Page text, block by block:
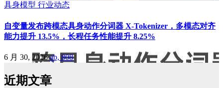
具身模型 行业动态
自变量发布跨模态具身动作分词器 X-Tokenizer，多模态对齐
能力提升 13.5%，长程任务性能提升 8.25%
6 月 30, 2026ab, 808
近期文章